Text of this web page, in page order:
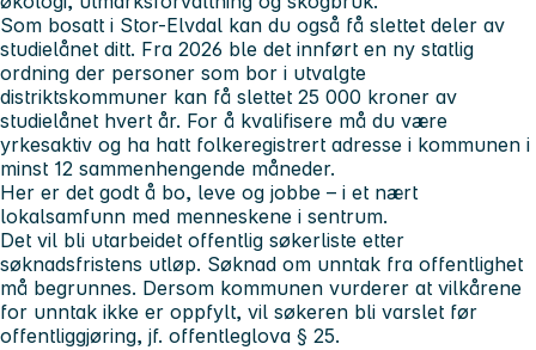
Som bosatt i Stor-Elvdal kan du også få slettet deler av
studielånet ditt. Fra 2026 ble det innført en ny statlig
ordning der personer som bor i utvalgte
distriktskommuner kan få slettet 25 000 kroner av
studielånet hvert år. For å kvalifisere må du være
yrkesaktiv og ha hatt folkeregistrert adresse i kommunen i
minst 12 sammenhengende måneder.
Her er det godt å bo, leve og jobbe – i et nært
lokalsamfunn med menneskene i sentrum.
Det vil bli utarbeidet offentlig søkerliste etter
søknadsfristens utløp. Søknad om unntak fra offentlighet
må begrunnes. Dersom kommunen vurderer at vilkårene
for unntak ikke er oppfylt, vil søkeren bli varslet før
offentliggjøring, jf. offentleglova § 25.